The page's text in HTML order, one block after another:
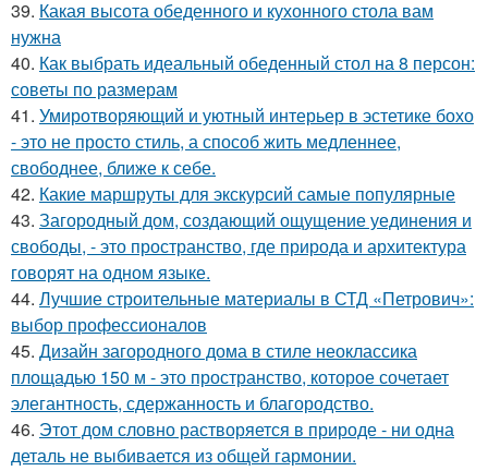
39. Какая высота обеденного и кухонного стола вам
нужна
40. Как выбрать идеальный обеденный стол на 8 персон:
советы по размерам
41. Умиротворяющий и уютный интерьер в эстетике бохо
- это не просто стиль, а способ жить медленнее,
свободнее, ближе к себе.
42. Какие маршруты для экскурсий самые популярные
43. Загородный дом, создающий ощущение уединения и
свободы, - это пространство, где природа и архитектура
говорят на одном языке.
44. Лучшие строительные материалы в СТД «Петрович»:
выбор профессионалов
45. Дизайн загородного дома в стиле неоклассика
площадью 150 м - это пространство, которое сочетает
элегантность, сдержанность и благородство.
46. Этот дом словно растворяется в природе - ни одна
деталь не выбивается из общей гармонии.